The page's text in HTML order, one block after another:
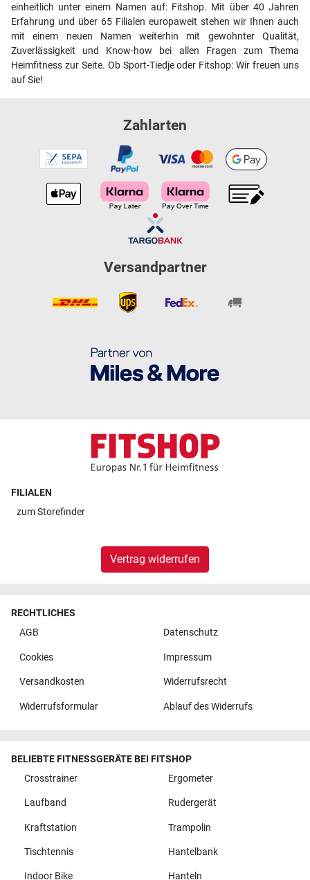
einheitlich unter einem Namen auf: Fitshop. Mit über 40 Jahren
Erfahrung und über 65 Filialen europaweit stehen wir Ihnen auch
mit einem neuen Namen weiterhin mit gewohnter Qualität,
Zuverlässigkeit und Know-how bei allen Fragen zum Thema
Heimfitness zur Seite. Ob Sport-Tiedje oder Fitshop: Wir freuen uns
auf Sie!
Zahlarten
Versandpartner
FILIALEN
zumStorefinder
Vertrag widerrufen
RECHTLICHES
AGB
Datenschutz
Cookies Impressum
Versandkosten Widerrufsrecht
Widerrufsformular Ablauf des Widerrufs
BELIEBTE FITNESSGERÄTE BEI FITSHOP
Crosstrainer
Ergometer
Laufband Rudergerät
Kraftstation Trampolin
Tischtennis Hantelbank
Indoor Bike Hanteln